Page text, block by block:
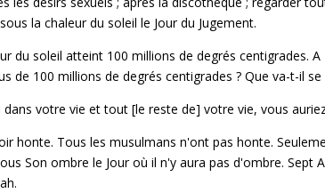
la chaleur du soleil le Jour du Jugement.
du soleil atteint 100 millions de degrés centigrades.
de 100 millions de degrés centigrades ? Que va-t-il se
votre vie et tout [le reste de] votre vie, vous
honte. Tous les musulmans n'ont pas honte.
Son ombre le Jour où il n'y aura pas d'ombre. Sept